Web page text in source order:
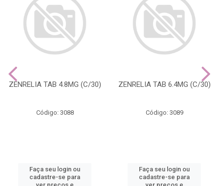
ZENRELIA TAB 4.8MG (C/30)
Código: 3088
Faça seu login ou
cadastre-se para
ZENRELIA TAB 6.4MG (C/30)
Código: 3089
Faça seu login ou
cadastre-se para